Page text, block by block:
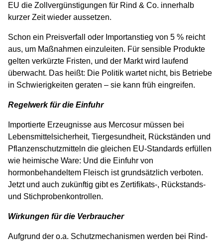
EU die Zollvergünstigungen für Rind & Co. innerhalb
kurzer Zeit wieder aussetzen.
Schon ein Preisverfall oder Importanstieg von 5 % reicht
aus, um Maßnahmen einzuleiten. Für sensible Produkte
gelten verkürzte Fristen, und der Markt wird laufend
überwacht. Das heißt: Die Politik wartet nicht, bis Betriebe
in Schwierigkeiten geraten – sie kann früh eingreifen.
Regelwerk für die Einfuhr
Importierte Erzeugnisse aus Mercosur müssen bei
Lebensmittelsicherheit, Tiergesundheit, Rückständen und
Pflanzenschutzmitteln die gleichen EU-Standards erfüllen
wie heimische Ware: Und die Einfuhr von
hormonbehandeltem Fleisch ist grundsätzlich verboten.
Jetzt und auch zukünftig gibt es Zertifikats-, Rückstands-
und Stichprobenkontrollen.
Wirkungen für die Verbraucher
Aufgrund der o.a. Schutzmechanismen werden bei Rind-